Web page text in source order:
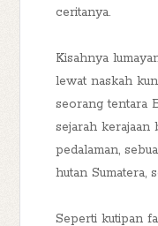
ceritanya.
Kisahnya
lewat naskah
seorang tentara
sejarah kerajaan
pedalaman,
hutan Sumatera,
Seperti kutipan